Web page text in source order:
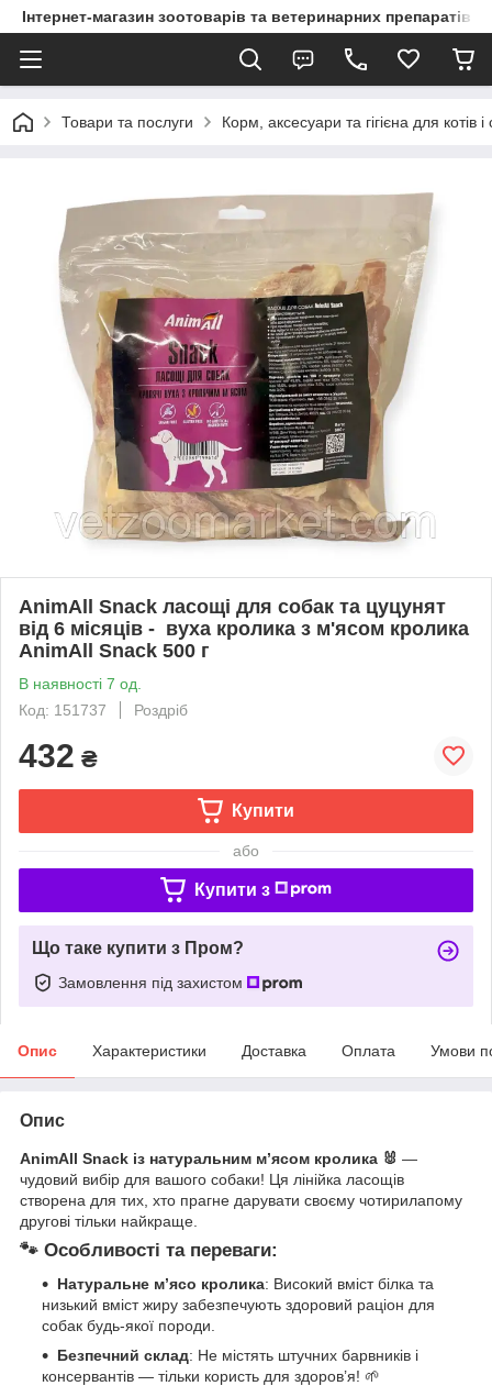
Інтернет-магазин зоотоварів та ветеринарних препаратів
Товари та послуги Корм, аксесуари та гігієна для котів і
AnimAll Snack ласощі для собак та цуцунят
від 6 місяців - вуха кролика з м'ясом кролика
AnimAll Snack 500 г
В наявності 7 од.
Код: 151737
Роздріб
432 ₴
Купити
або
Купити з
Що таке купити з Пром?
Замовлення під захистом
Опис Характеристики Доставка Оплата Умови
Опис
AnimAll Snack із натуральним м’ясом кролика 🐰 —
чудовий вибір для вашого собаки! Ця лінійка ласощів
створена для тих, хто прагне дарувати своєму чотирилапому
другові тільки найкраще.
🐾 Особливості та переваги:
Натуральне м’ясо кролика: Високий вміст білка та
низький вміст жиру забезпечують здоровий раціон для
собак будь-якої породи.
Безпечний склад: Не містять штучних барвників і
консервантів — тільки користь для здоров’я! 🌱